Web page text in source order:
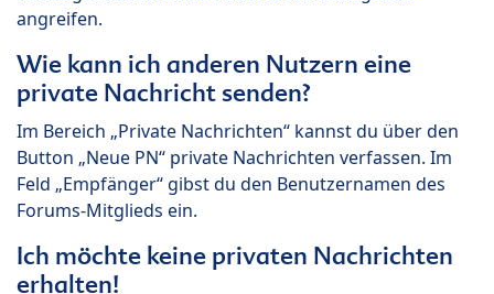
angreifen.
Wie kann ich anderen Nutzern eine
private Nachricht senden?
Im Bereich „Private Nachrichten“ kannst du über den
Button „Neue PN“ private Nachrichten verfassen. Im
Feld „Empfänger“ gibst du den Benutzernamen des
Forums-Mitglieds ein.
Ich möchte keine privaten Nachrichten
erhalten!